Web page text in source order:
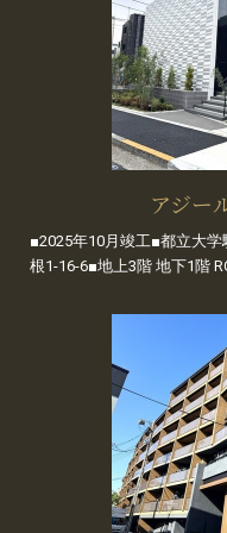
アジー
■2025年10月竣工■都立大
根1-16-6■地上3階 地下1階